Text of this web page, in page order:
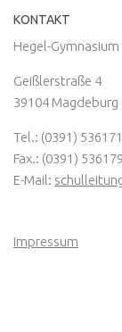
KONTAKT
Hegel-
Geißlerstraße 4
39104 Magdeburg
Tel.: (0391)
Fax.: (0391)
E-Mail:
Impressum